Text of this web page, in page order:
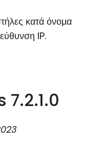
κατά όνομα
IP.